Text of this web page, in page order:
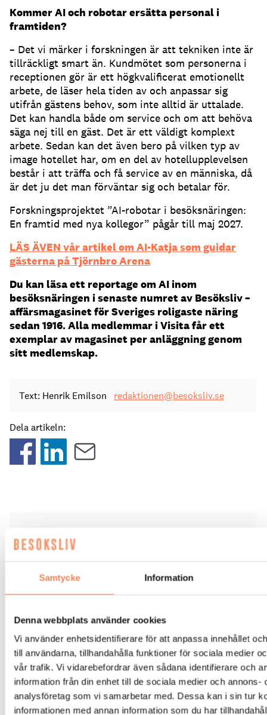
Samtycke Information
Denna webbplats använder cookies
Vi använder enhetsidentifierare för att anpassa innehållet
till användarna, tillhandahålla funktioner för sociala medier
vår trafik. Vi vidarebefordrar även sådana identifierare och
information från din enhet till de sociala medier och annons-
analysföretag som vi samarbetar med. Dessa kan i sin tur
informationen med annan information som du har
Kommer AI och robotar ersätta personal i
framtiden?
– Det vi märker i forskningen är att tekniken inte är
tillräckligt smart än. Kundmötet som personerna i
receptionen gör är ett högkvalificerat emotionellt
arbete, de läser hela tiden av och anpassar sig
utifrån gästens behov, som inte alltid är uttalade.
Det kan handla både om service och om att behöva
säga nej till en gäst. Det är ett väldigt komplext
arbete. Sedan kan det även bero på vilken typ av
image hotellet har, om en del av hotellupplevelsen
består i att träffa och få service av en människa, då
är det ju det man förväntar sig och betalar för.
Forskningsprojektet ”AI-robotar i besöksnäringen:
En framtid med nya kollegor” pågår till maj 2027.
LÄS ÄVEN vår artikel om AI-Katja som guidar
gästerna på Tjörnbro Arena
Du kan läsa ett reportage om AI inom
besöksnäringen i senaste numret av Besöksliv –
affärsmagasinet för Sveriges roligaste näring
sedan 1916. Alla medlemmar i Visita får ett
exemplar av magasinet per anläggning genom
sitt medlemskap.
Text: Henrik Emilson redaktionen@besoksliv.se
Dela artikeln:
Taggar
BESÖKSNÄRING | 14 juli 2026
AI-Katja guidar gästerna på
Tjörnbro Arena